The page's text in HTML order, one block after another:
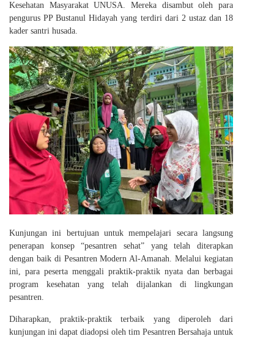
Kesehatan Masyarakat UNUSA. Mereka disambut oleh para
pengurus PP Bustanul Hidayah yang terdiri dari 2 ustaz dan 18
kader santri husada.
Kunjungan ini bertujuan untuk mempelajari secara langsung
penerapan konsep “pesantren sehat” yang telah diterapkan
dengan baik di Pesantren Modern Al-Amanah. Melalui kegiatan
ini, para peserta menggali praktik-praktik nyata dan berbagai
program kesehatan yang telah dijalankan di lingkungan
pesantren.
Diharapkan, praktik-praktik terbaik yang diperoleh dari
kunjungan ini dapat diadopsi oleh tim Pesantren Bersahaja untuk